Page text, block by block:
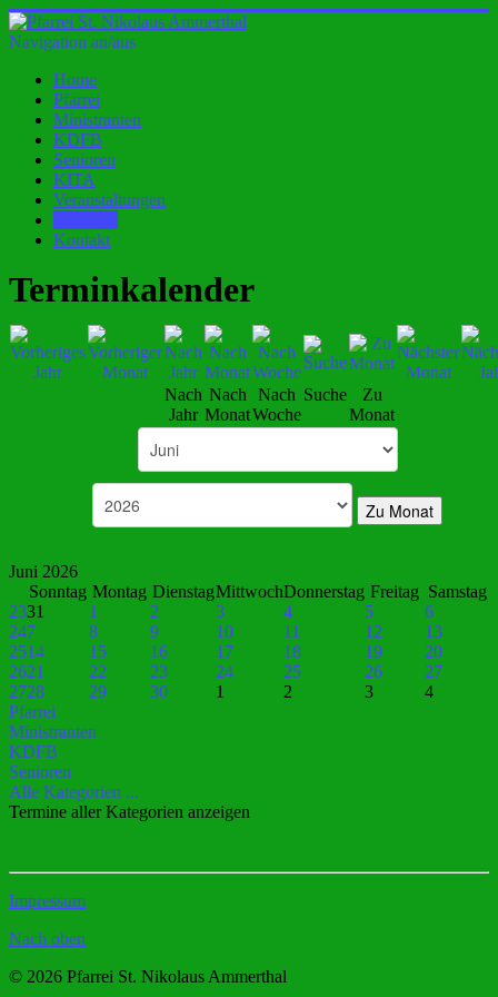
Navigation an/aus
Home
Pfarrei
Ministranten
KDFB
Senioren
KITA
Veranstaltungen
Kontakt
Terminkalender
Nach
Jahr
Nach
Monat
Nach
Woche
Suche
Zu
Monat
Zu Monat
Juni 2026
Sonntag Montag DienstagMittwochDonnerstag Freitag Samstag
2331 1 2 3 4 5
6
247 8 9 10 11 12
13
2514 15 16 17 18 19
20
2621 22 23 24 25 26
27
2728 29 30 1 2 3
4
Pfarrei
Ministranten
KDFB
Senioren
Alle Kategorien ...
Termine aller Kategorien anzeigen
Impressum
Nach oben
© 2026 Pfarrei St. Nikolaus Ammerthal